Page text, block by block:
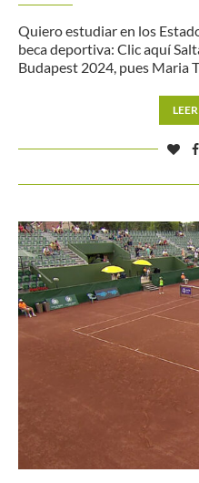
Quiero estudiar en los
beca deportiva: Clic aquí
Budapest 2024, pues Maria